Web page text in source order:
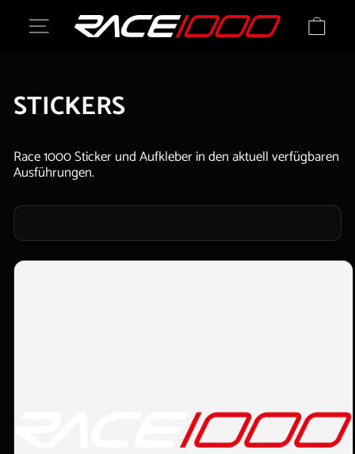
content
SITE NAVIGATION
STICKERS
Race 1000 Sticker und Aufkleber in den aktuell verfügbaren
Ausführungen.